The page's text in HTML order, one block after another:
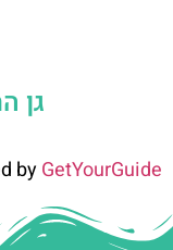
גן
byGetYourGuide